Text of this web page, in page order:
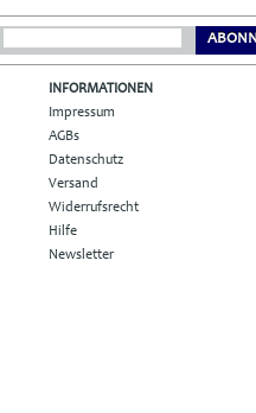
INFORMATIONEN
Impressum
AGBs
Datenschutz
Versand
Widerrufsrecht
Hilfe
Newsletter